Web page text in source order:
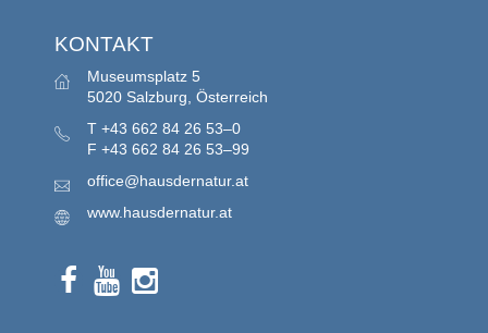
KONTAKT
Museumsplatz 5
5020 Salzburg, Österreich
T +43 662 84 26 53–0
F +43 662 84 26 53–99
office@hausdernatur.at
www.hausdernatur.at